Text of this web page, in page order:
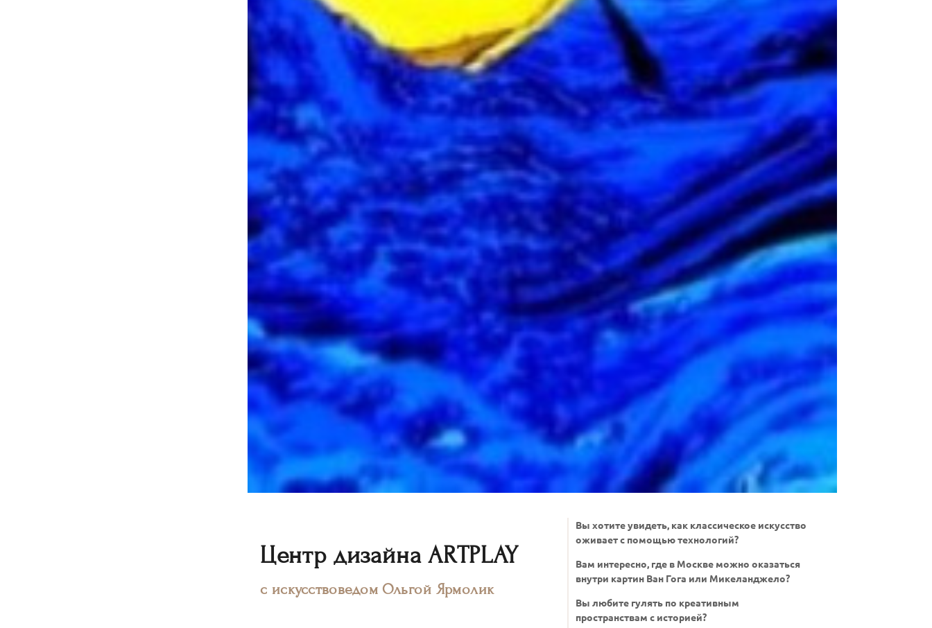
Центр дизайна ARTPLAY
с искусствоведом Ольгой Ярмолик
Вы хотите увидеть, как классическое искусство
оживает с помощью технологий?
Вам интересно, где в Москве можно оказаться
внутри картин Ван Гога или Микеланджело?
Вы любите гулять по креативным
пространствам с историей?